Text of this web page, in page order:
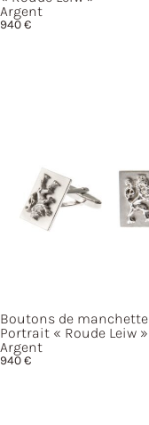
Argent
940€
Boutons de manchette
Portrait « Roude Leiw »
Argent
940€